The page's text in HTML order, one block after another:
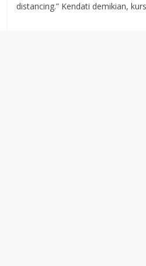
distancing.” Kendati demikian,